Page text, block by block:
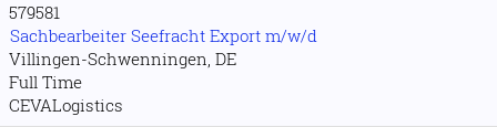
579581
Sachbearbeiter Seefracht Export m/w/d
Villingen-Schwenningen, DE
Full Time
CEVALogistics